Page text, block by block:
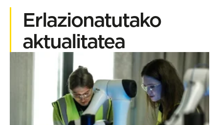
Erlazionatutako
aktualitatea